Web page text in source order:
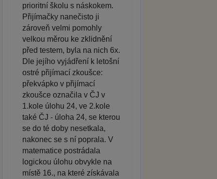
prioritní školu s náskokem.
Přijímačky nanečisto ji
zároveň velmi pomohly
velkou měrou ke zklidnění
před testem, byla na nich 6x.
Dle jejího vyjádření k letošní
ostré přijímací zkoušce:
překvápko v přijímací
zkoušce označila v ČJ v
1.kole úlohu 24, ve 2.kole
také ČJ - úloha 24, se kterou
se do té doby nesetkala,
nakonec se s ní poprala. V
matematice postrádala
logickou úlohu obvykle na
místě 16., na které získávala